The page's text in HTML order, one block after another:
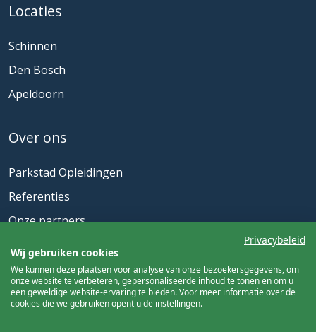
Locaties
Schinnen
Den Bosch
Apeldoorn
Over ons
Parkstad Opleidingen
Referenties
Onze partners
Nieuwsbrief
Privacybeleid
Wij gebruiken cookies
We kunnen deze plaatsen voor analyse van onze bezoekersgegevens, om
onze website te verbeteren, gepersonaliseerde inhoud te tonen en om u
een geweldige website-ervaring te bieden. Voor meer informatie over de
cookies die we gebruiken opent u de instellingen.